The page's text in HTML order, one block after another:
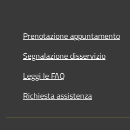
Prenotazione appuntamento
Segnalazione disservizio
Leggi le FAQ
Richiesta assistenza